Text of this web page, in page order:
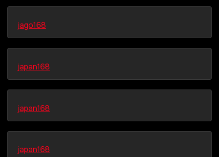
jago168
japan168
japan168
japan168